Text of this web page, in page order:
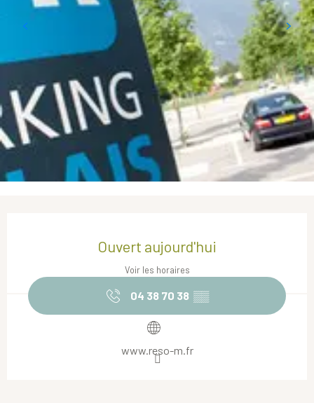
Ouvert aujourd'hui
Voir les horaires
04 38 70 38 ▒▒
www.reso-m.fr